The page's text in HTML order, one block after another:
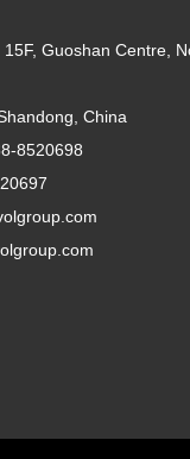
Guoshan Centre,
China
8520698